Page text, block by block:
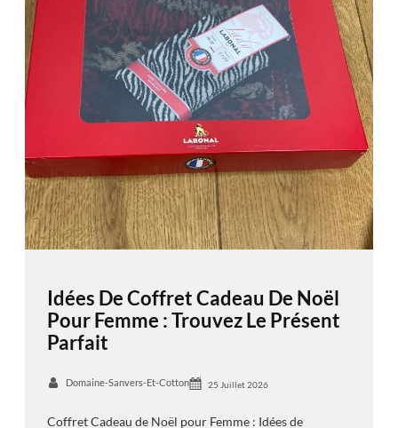
Idées De Coffret Cadeau De Noël
Pour Femme : Trouvez Le Présent
Parfait
Domaine-Sanvers-Et-Cotton 25 Juillet 2026
Coffret Cadeau de Noël pour Femme : Idées de